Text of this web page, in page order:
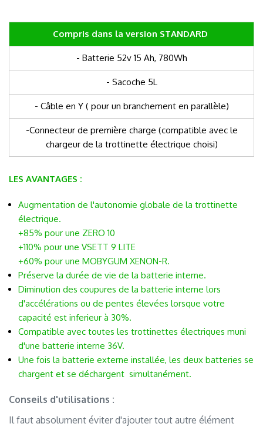
Compris dans la version STANDARD
- Batterie 52v 15 Ah, 780Wh
- Sacoche 5L
- Câble en Y ( pour un branchement en parallèle)
-Connecteur de première charge (compatible avec le
chargeur de la trottinette électrique choisi)
LES AVANTAGES :
Augmentation de l'autonomie globale de la trottinette
électrique.
+85% pour une ZERO 10
+110% pour une VSETT 9 LITE
+60% pour une MOBYGUM XENON-R.
Préserve la durée de vie de la batterie interne.
Diminution des coupures de la batterie interne lors
d'accélérations ou de pentes élevées lorsque votre
capacité est inferieur à 30%.
Compatible avec toutes les trottinettes électriques muni
d'une batterie interne 36V.
Une fois la batterie externe installée, les deux batteries se
chargent et se déchargent simultanément.
Conseils d'utilisations :
Il faut absolument éviter d'ajouter tout autre élément